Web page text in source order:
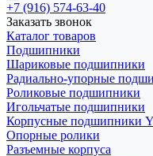
+7 (916) 574-63-40
Заказать звонок
Каталог товаров
Подшипники
Шариковые подшипники
Радиально-упорные
Роликовые подшипники
Игольчатые подшипники
Корпусные подшипники
Опорные ролики
Разъемные корпуса